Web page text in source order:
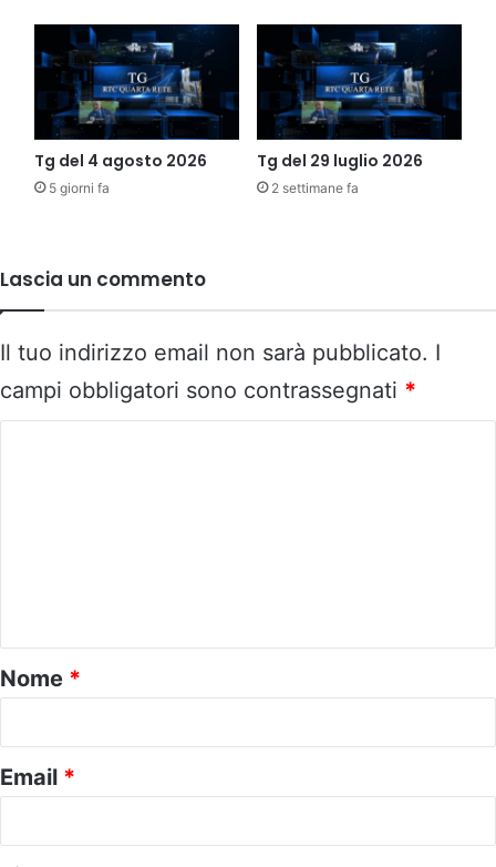
Tg del 4 agosto 2026
5 giorni fa
Tg del 29 luglio 2026
2 settimane fa
Lascia un commento
Il tuo indirizzo email non sarà pubblicato. I
campi obbligatori sono contrassegnati *
o
*
Nome *
Email *